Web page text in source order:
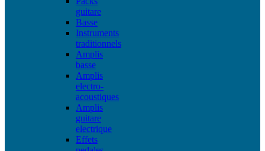
guitare
Basse
Instruments
traditionnels
Amplis
basse
Amplis
electro-
acoustiques
Amplis
guitare
electrique
Effets